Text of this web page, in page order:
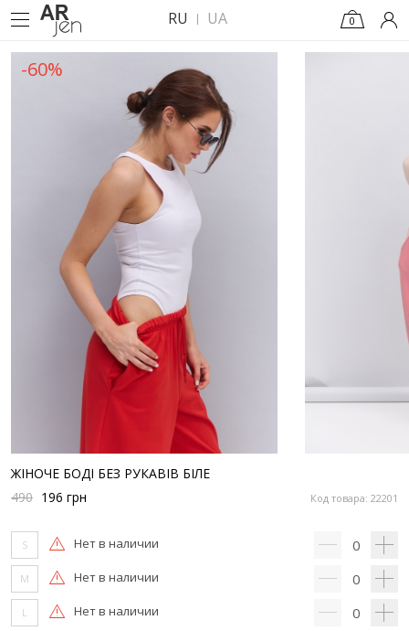
RU UA 0
-60%
ЖІНОЧЕ БОДІ БЕЗ РУКАВІВ БІЛЕ
Код товара: 22201
490 196 грн
S Нет в наличии 0
M Нет в наличии 0
L Нет в наличии 0